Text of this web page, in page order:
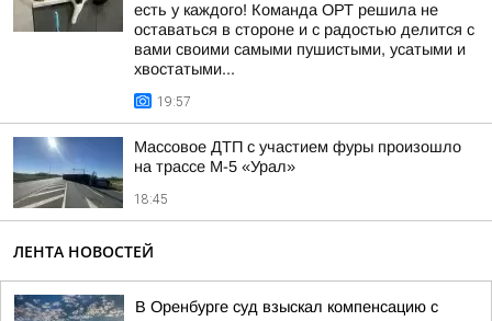
есть у каждого! Команда ОРТ решила не
оставаться в стороне и с радостью делится с
вами своими самыми пушистыми, усатыми и
хвостатыми...
19:57
Массовое ДТП с участием фуры произошло
на трассе М-5 «Урал»
18:45
ЛЕНТА НОВОСТЕЙ
В Оренбурге суд взыскал компенсацию с